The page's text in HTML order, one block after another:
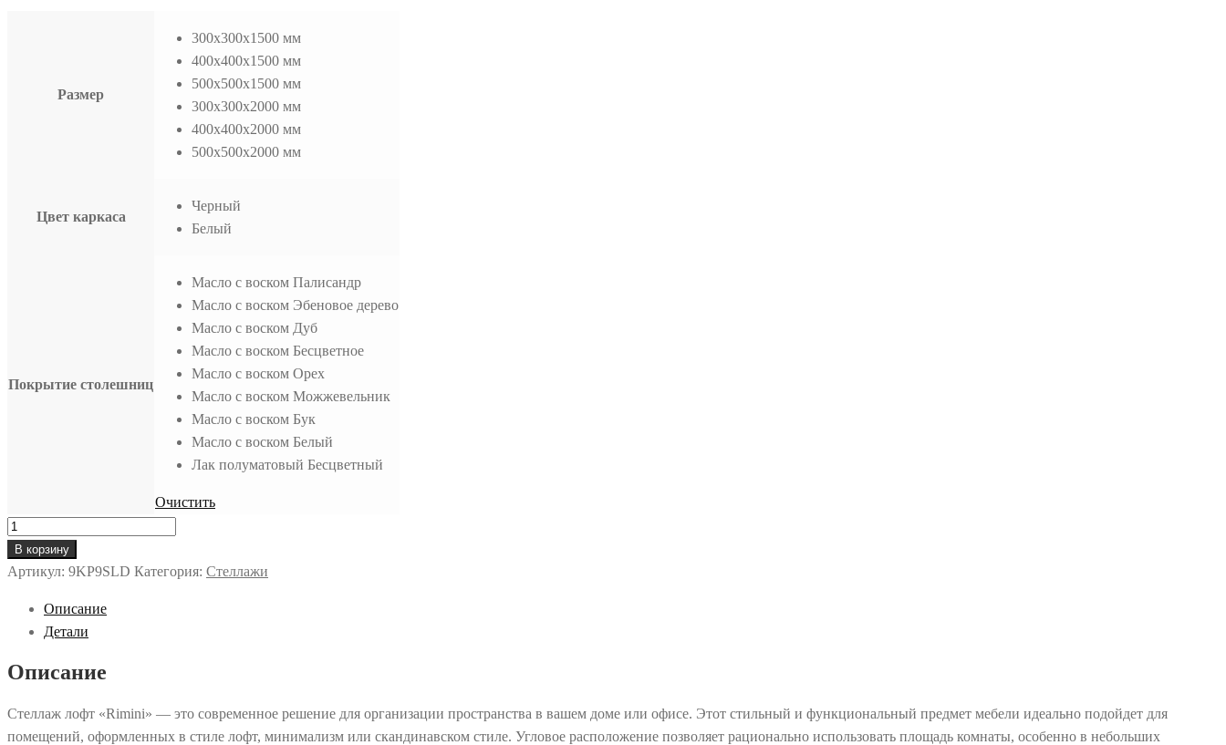
Размер
300x300x1500 мм
400x400x1500 мм
500x500x1500 мм
300x300x2000 мм
400x400x2000 мм
500x500x2000 мм
Цвет каркаса
Черный
Белый
Покрытие столешниц
Масло с воском Палисандр
Масло с воском Эбеновое дерево
Масло с воском Дуб
Масло с воском Бесцветное
Масло с воском Орех
Масло с воском Можжевельник
Масло с воском Бук
Масло с воском Белый
Лак полуматовый Бесцветный
Очистить
Количество
товара
Стеллаж
"Rimini"
В корзину
Артикул: 9KP9SLD Категория: Стеллажи
Описание
Детали
Описание
Стеллаж лофт «Rimini» — это современное решение для организации пространства в вашем доме или офисе. Этот стильный и функциональный предмет мебели идеально подойдет для
помещений, оформленных в стиле лофт, минимализм или скандинавском стиле. Угловое расположение позволяет рационально использовать площадь комнаты, особенно в небольших